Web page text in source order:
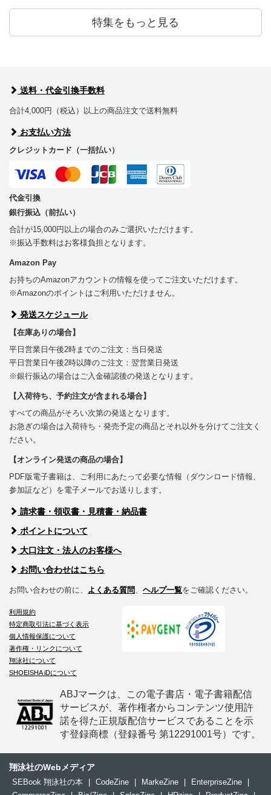
特集をもっと見る
送料・代金引換手数料
合計4,000円（税込）以上の商品注文で送料無料
お支払い方法
クレジットカード（一括払い）
代金引換
銀行振込（前払い）
合計が15,000円以上の場合のみご選択いただけます。
※振込手数料はお客様負担となります。
Amazon Pay
お持ちのAmazonアカウントの情報を使ってご注文いただけます。
※Amazonのポイントはご利用いただけません。
発送スケジュール
【在庫ありの場合】
平日営業日午後2時までのご注文：当日発送
平日営業日午後2時以降のご注文：翌営業日発送
※銀行振込の場合はご入金確認後の発送となります。
【入荷待ち、予約注文が含まれる場合】
すべての商品がそろい次第の発送となります。
お急ぎの場合は入荷待ち・発売予定の商品とそれ以外を分けてご注文く
ださい。
【オンライン発送の商品の場合】
PDF版電子書籍は、ご利用にあたって必要な情報（ダウンロード情報、
参加証など）を電子メールでお送りします。
請求書・領収書・見積書・納品書
ポイントについて
大口注文・法人のお客様へ
お問い合わせはこちら
お問い合わせの前に、 よくある質問 ヘルプ一覧をご確認ください。
利用規約
特定商取引法に基づく表示
個人情報保護について
著作権・リンクについて
翔泳社について
SHOEISHA iDについて
ABJマークは、この電子書店・電子書籍配信
サービスが、著作権者からコンテンツ使用許
諾を得た正規版配信サービスであることを示
す登録商標（登録番号 第12291001号）です。
翔泳社のWebメディア
SEBook 翔泳社の本 | CodeZine | MarkeZine | EnterpriseZine
|